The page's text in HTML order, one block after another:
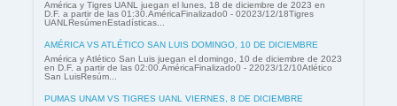
América y Tigres UANL juegan el lunes, 18 de diciembre de 2023 en
D.F. a partir de las 01:30.AméricaFinalizado0 - 02023/12/18Tigres
UANLResúmenEstadísticas...
AMÉRICA VS ATLÉTICO SAN LUIS DOMINGO, 10 DE DICIEMBRE
América y Atlético San Luis juegan el domingo, 10 de diciembre de 2023
en D.F. a partir de las 02:00.AméricaFinalizado0 - 22023/12/10Atlético
San LuisResúm...
PUMAS UNAM VS TIGRES UANL VIERNES, 8 DE DICIEMBRE